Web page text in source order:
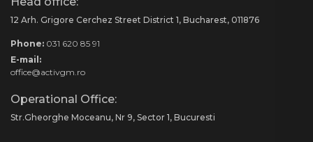
Phone: 031 620 85 91
E-mail:
Operational Office:
Str.Gheorghe Moceanu, Nr 9, Sector 1, Bucuresti